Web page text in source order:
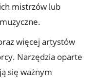
mistrzów lub
więcej artystów
Narzędzia oparte
się ważnym